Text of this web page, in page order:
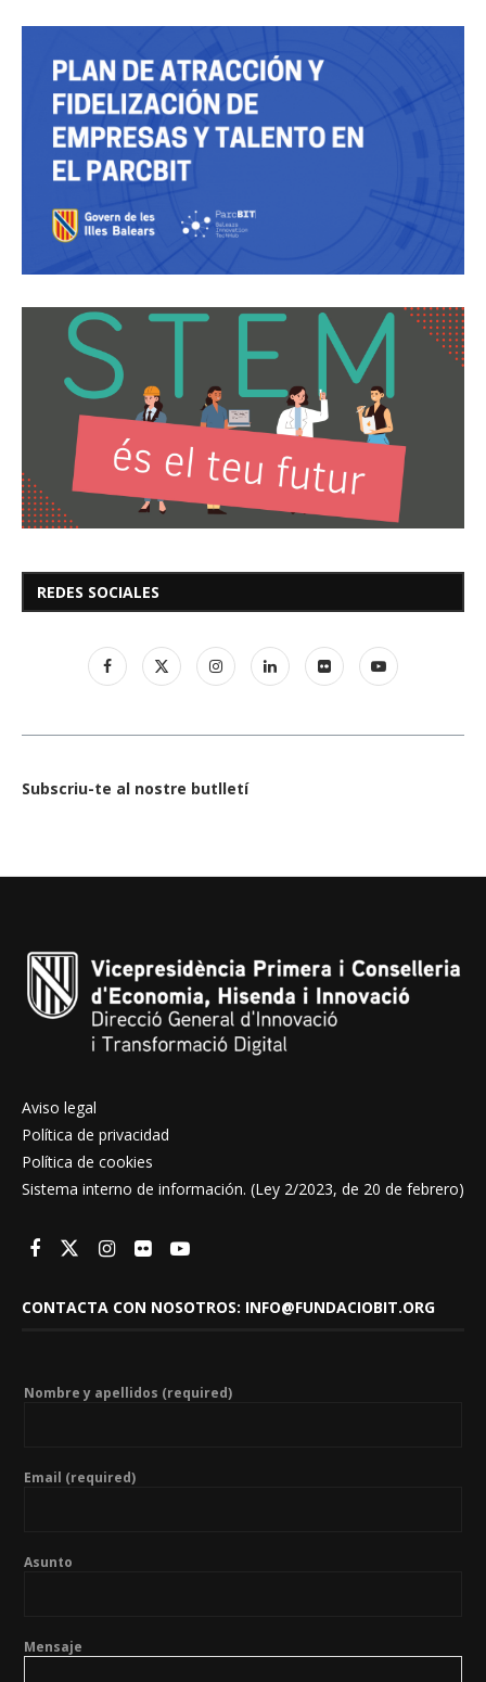
REDES SOCIALES
Subscriu-te al nostre butlletí
Aviso legal
Política de privacidad
Política de cookies
Sistema interno de información. (Ley 2/2023, de 20 de febrero)
CONTACTA CON NOSOTROS: INFO@FUNDACIOBIT.ORG
Nombre y apellidos (required)
Email (required)
Asunto
Mensaje